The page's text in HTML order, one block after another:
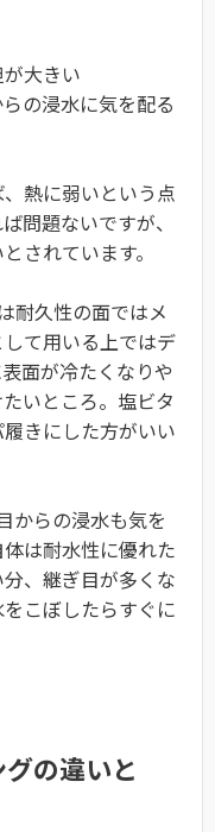
大きい
の浸水に気を配る
熱に弱いという点
問題ないですが、
されています。
耐久性の面ではメ
て用いる上ではデ
面が冷たくなりや
いところ。塩ビタ
きにした方がいい
からの浸水も気を
は耐水性に優れた
、継ぎ目が多くな
こぼしたらすぐに
の違いと